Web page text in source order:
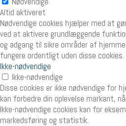
Altid aktiveret
Nødvendige cookies hjælper med at
ved at aktivere grundlæggende
og adgang til sikre områder af
fungere ordentligt uden disse cookies.
Ikke-nødvendige
Ikke-nødvendige
Disse cookies er ikke nødvendige for
kan forbedre din oplevelse markant,
Ikke-nødvendige cookies kan for
markedsføring og statistik.